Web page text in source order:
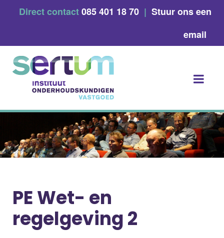
Direct contact085 401 18 70 | Stuur ons een
email
PE Wet- en
regelgeving 2